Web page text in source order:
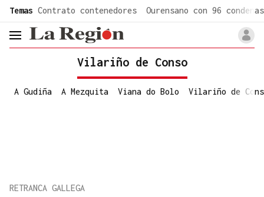
Temas Contrato contenedores Ourensano con 96 condenas
header.menu.open
Vilariño de Conso
A Gudiña A Mezquita Viana do Bolo Vilariño de
RETRANCA GALLEGA